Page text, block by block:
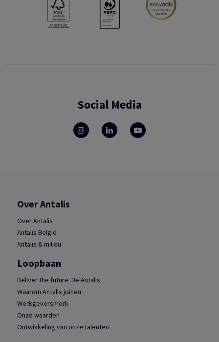
Social Media
Over Antalis
Over Antalis
Antalis België
Antalis & milieu
Loopbaan
Deliver the future. Be Antalis
Waarom Antalis joinen
Werkgeversmerk
Onze waarden
Ontwikkeling van onze talenten